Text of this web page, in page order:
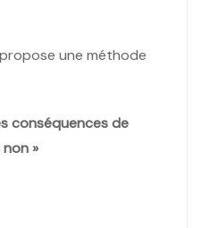
une méthode
conséquences de
»